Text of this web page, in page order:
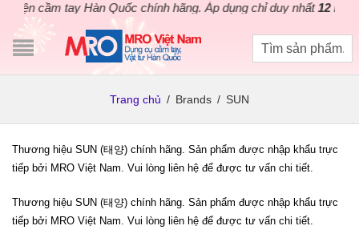
cầm tay Hàn Quốc chính hãng. Áp dụng chỉ duy nhất12 ngày
Trang chủ / Brands / SUN
Thương hiệu SUN (태양) chính hãng. Sản phẩm được nhập khẩu trực
tiếp bởi MRO Việt Nam. Vui lòng liên hệ để được tư vấn chi tiết.
Thương hiệu SUN (태양) chính hãng. Sản phẩm được nhập khẩu trực
tiếp bởi MRO Việt Nam. Vui lòng liên hệ để được tư vấn chi tiết.